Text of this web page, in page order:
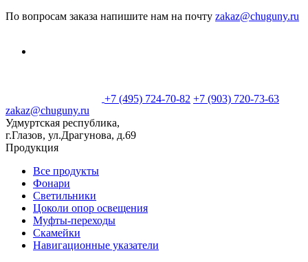
По вопросам заказа напишите нам на почту zakaz@chuguny.ru
+7 (495) 724-70-82 +7 (903) 720-73-63
zakaz@chuguny.ru
Удмуртская республика,
г.Глазов, ул.Драгунова, д.69
Продукция
Все продукты
Фонари
Светильники
Цоколи опор освещения
Муфты-переходы
Скамейки
Навигационные указатели